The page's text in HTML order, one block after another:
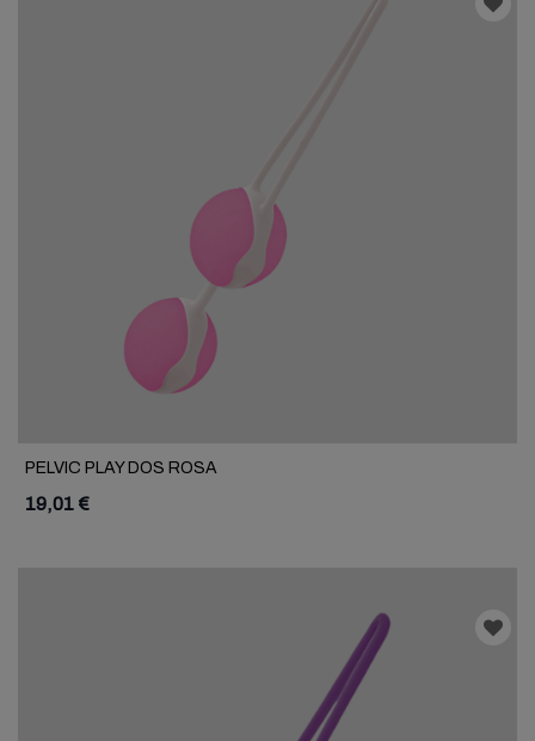
PELVIC PLAY DOS ROSA
19,01 €